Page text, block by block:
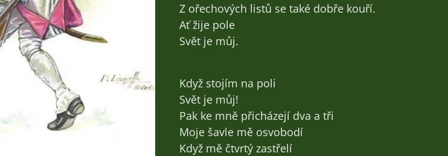
Z ořechových listů se také dobře kouří.
Ať žije pole
Svět je můj.
Když stojím na poli
Svět je můj!
Pak ke mně přicházejí dva a tři
Moje šavle mě osvobodí
Když mě čtvrtý zastřelí